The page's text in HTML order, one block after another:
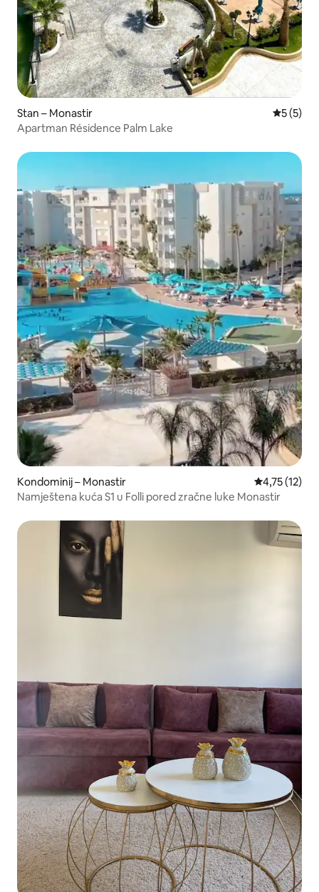
Stan – Monastir
5 (5)
Apartman Résidence Palm Lake
Kondominij – Monastir Prosječna
4,75 (12)
Namještena kuća S1 u Folli pored zračne luke Monastir